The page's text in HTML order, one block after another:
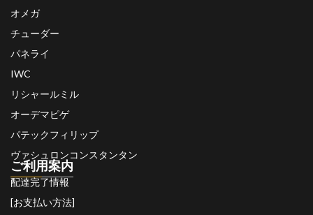
オメガ
チューダー
パネライ
IWC
リシャールミル
オーデマピゲ
パテックフィリップ
ヴァシュロンコンスタンタン
ご利用案内
配達完了情報
[お支払い方法]